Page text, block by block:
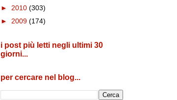
► 2010 (303)
► 2009 (174)
i post più letti negli ultimi 30
giorni...
per cercare nel blog...